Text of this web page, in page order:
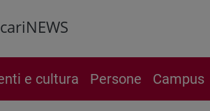
e cultura Persone Campus